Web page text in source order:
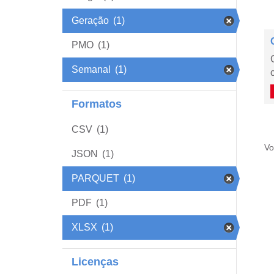
Geração (1)
PMO (1)
Semanal (1)
Formatos
CSV (1)
JSON (1)
PARQUET (1)
PDF (1)
XLSX (1)
Licenças